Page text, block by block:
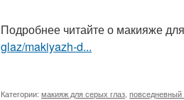
Подробнее читайте о макияже
glaz/makiyazh-d...
Категории: макияж для серых глаз повседневный